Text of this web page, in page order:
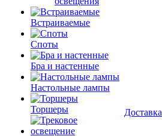
Встраиваемые
Споты
Бра и настенные
Настольные лампы
Торшеры Доставка